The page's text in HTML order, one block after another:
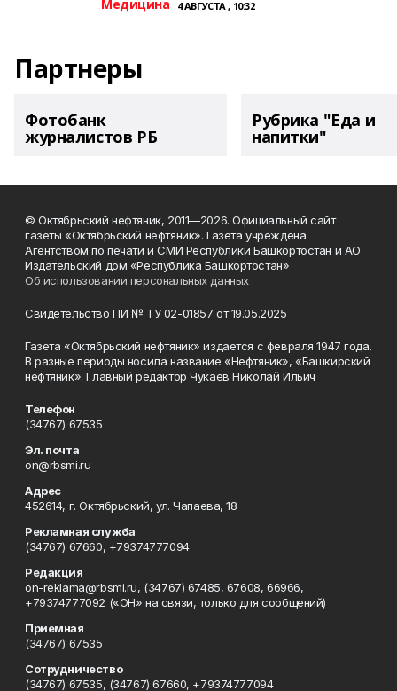
Медицина 4 АВГУСТА , 10:32
Партнеры
Фотобанк
журналистов РБ
Рубрика "Еда и
напитки"
© Октябрьский нефтяник, 2011—2026. Официальный сайт
газеты «Октябрьский нефтяник». Газета учреждена
Агентством по печати и СМИ Республики Башкортостан и АО
Издательский дом «Республика Башкортостан»
Об использовании персональных данных
Свидетельство ПИ № ТУ 02-01857 от 19.05.2025
Газета «Октябрьский нефтяник» издается с февраля 1947 года.
В разные периоды носила название «Нефтяник», «Башкирский
нефтяник». Главный редактор Чукаев Николай Ильич
Телефон
(34767) 67535
Эл. почта
on@rbsmi.ru
Адрес
452614, г. Октябрьский, ул. Чапаева, 18
Рекламная служба
(34767) 67660, +79374777094
Редакция
on-reklama@rbsmi.ru, (34767) 67485, 67608, 66966,
+79374777092 («ОН» на связи, только для сообщений)
Приемная
(34767) 67535
Сотрудничество
(34767) 67535, (34767) 67660, +79374777094